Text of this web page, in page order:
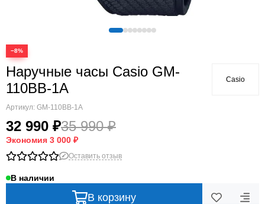
−8%
Наручные часы Casio GM-
110BB-1A
Артикул: GM-110BB-1A
32 990 ₽35 990 ₽
Экономия 3 000 ₽
Casio
Оставить отзыв
В наличии
В корзину